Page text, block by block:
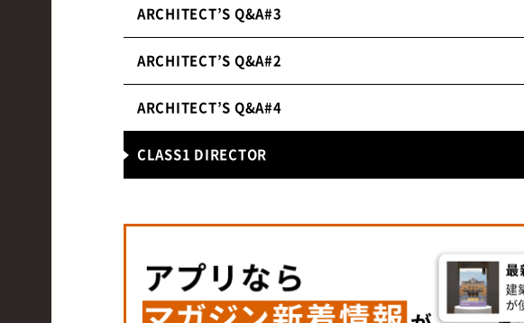
施工は物理的な距離に大きな影響を受け、こういった不測
すすべがないのだということを実感できました。今後のプ
離」は大きなテーマになると思います。
─ 福元さんが建築の道を志したきっかけや、これ
えてください。
です。
その後、建築設計事務所で設計職に就きましたが、図面に
ARCHITECT’S Q&A#3
ARCHITECT’S Q&A#2
ARCHITECT’S Q&A#4
CLASS1 DIRECTOR